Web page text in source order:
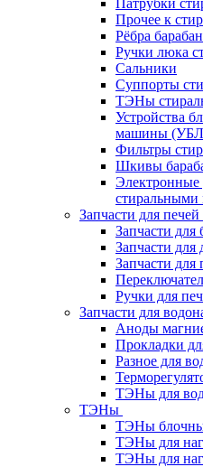
Прочее к
Рёбра
Ручки люка
Сальники
Суппорты
ТЭНы
Устройства
машины
Фильтры
Шкивы
Электронные
Запчасти для
Запчасти
Запчасти для
Запчасти
Ручки для
Запчасти для
Аноды
Прокладки
Разное для
ТЭНы для
ТЭНы
ТЭНы
ТЭНы для
ТЭНы для